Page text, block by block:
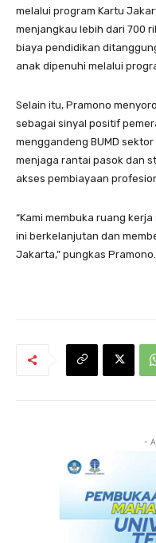
melalui program Kartu
menjangkau lebih dari 700
biaya pendidikan
anak dipenuhi melalui
Selain itu, Pramono
sebagai sinyal positif
menggandeng BUMD
menjaga rantai pasok dan
akses pembiayaan
“Kami membuka ruang
ini berkelanjutan dan
Jakarta,” pungkas Pramono.
-